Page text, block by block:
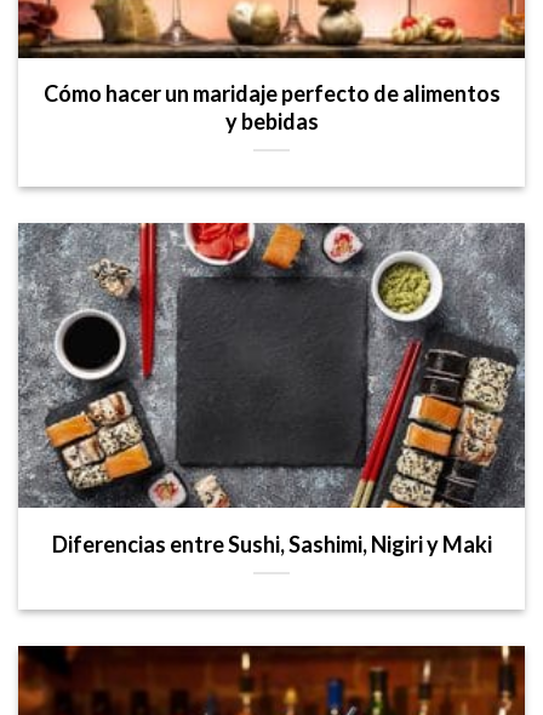
Cómo hacer un maridaje perfecto de alimentos
y bebidas
Diferencias entre Sushi, Sashimi, Nigiri y Maki